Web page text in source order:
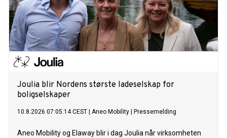
Joulia blir Nordens største ladeselskap for
boligselskaper
10.8.2026 07:05:14 CEST Aneo Mobility Pressemelding
Aneo Mobility og Elaway blir i dag Joulia når virksomheten